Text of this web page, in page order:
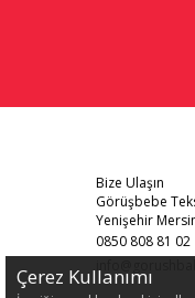
Bize Ulaşın
Görüşbebe
Yenişehir
0850 808 81 02
Çerez Kullanımı